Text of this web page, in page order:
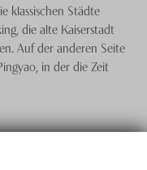
klassischen Städte
die alte Kaiserstadt
Auf der anderen Seite
in der die Zeit
Mitte kommt nicht zu
Reisterrassen des